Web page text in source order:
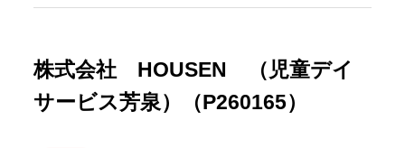
株式会社 HOUSEN （児童デイ
サービス芳泉）（P260165）